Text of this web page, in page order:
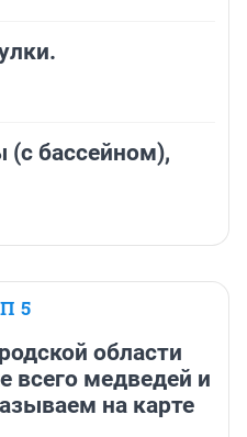
(с бассейном),
5
области
всего медведей и
на карте